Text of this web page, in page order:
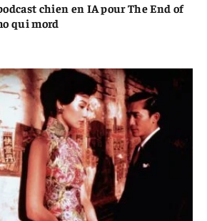
chien en IA pour The End of
qui mord